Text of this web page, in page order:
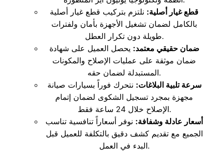
قطع غيار أصلية: نلتزم بتركيب قطع غيار أصلية
بالكامل لضمان تشغيل الأجهزة بأمان ولفترات
طويلة دون تكرار العطل.
ضمان حقيقي معتمد: يحصل العميل على شهادة
ضمان موثقة على عمليات الإصلاح والمكونات
المستبدلة لضمان حقه.
سرعة تلبية البلاغات: نتحرك فوراً بسيارات صيانة
مجهزة بمجرد تسجيل الشكوى لضمان إتمام
الإصلاح خلال 24 ساعة فقط.
أسعار عادلة وشفافة: نوفر أسعاراً تنافسية تناسب
الجميع مع تقديم كشف دقيق بالتكلفة للعميل قبل
البدء في العمل.